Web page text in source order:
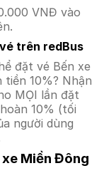
VNĐ vào
trên redBus
đặt vé Bến xe
10%? Nhận
MỌI lần đặt
10% (tối
người dùng
Miền Đông